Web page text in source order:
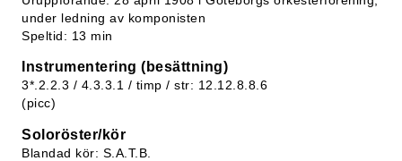
under ledning av komponisten
Speltid: 13 min
Instrumentering (besättning)
3*.2.2.3 / 4.3.3.1 / timp / str: 12.12.8.8.6
(picc)
Soloröster/kör
Blandad kör: S.A.T.B.